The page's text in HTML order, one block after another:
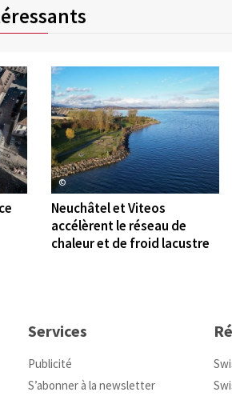
©
Neuchâtel et Viteos
accélèrent le réseau de
chaleur et de froid lacustre
Services
Publicité
S’abonner à la newsletter